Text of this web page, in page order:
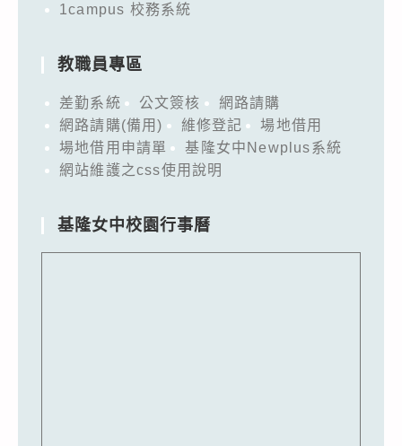
1campus 校務系統
教職員專區
差勤系統 公文簽核
網路請購
網路請購(備用)
維修登記
場地借用
場地借用申請單
基隆女中Newplus系統
網站維護之css使用說明
基隆女中校園行事曆